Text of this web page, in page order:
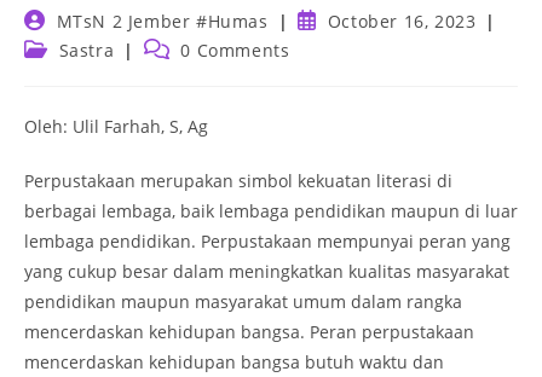
Post
author:
MTsN 2 Jember #Humas
PostOctober 16, 2023
PostSastra
Post 0 Comments
Oleh: Ulil Farhah, S, Ag
Perpustakaan merupakan simbol kekuatan literasi di
berbagai lembaga, baik lembaga pendidikan maupun di luar
lembaga pendidikan. Perpustakaan mempunyai peran yang
yang cukup besar dalam meningkatkan kualitas masyarakat
pendidikan maupun masyarakat umum dalam rangka
mencerdaskan kehidupan bangsa. Peran perpustakaan
mencerdaskan kehidupan bangsa butuh waktu dan